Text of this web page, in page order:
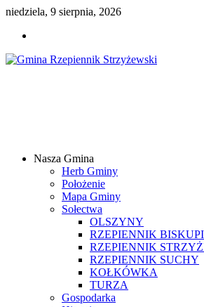
niedziela, 9 sierpnia, 2026
Samorządowy
Internetowy
Nasza Gmina
Herb Gminy
Położenie
Mapa Gminy
Sołectwa
OLSZYNY
RZEPIENNIK BISKUPI
RZEPIENNIK
RZEPIENNIK SUCHY
KOŁKÓWKA
TURZA
Gospodarka